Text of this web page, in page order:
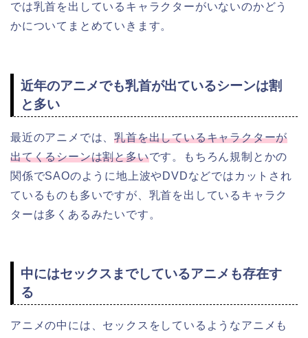
では乳首を出しているキャラクターがいないのかどう
かについてまとめていきます。
近年のアニメでも乳首が出ているシーンは割
と多い
最近のアニメでは、乳首を出しているキャラクターが
出てくるシーンは割と多いです。もちろん規制とかの
関係でSAOのように地上波やDVDなどではカットされ
ているものも多いですが、乳首を出しているキャラク
ターは多くあるみたいです。
中にはセックスまでしているアニメも存在す
る
アニメの中には、セックスをしているようなアニメも